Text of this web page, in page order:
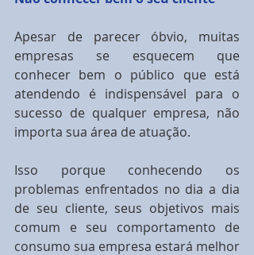
Apesar de parecer óbvio, muitas
empresas se esquecem que
conhecer bem o público que está
atendendo é indispensável para o
sucesso de qualquer empresa, não
importa sua área de atuação.
Isso porque conhecendo os
problemas enfrentados no dia a dia
de seu cliente, seus objetivos mais
comum e seu comportamento de
consumo sua empresa estará melhor